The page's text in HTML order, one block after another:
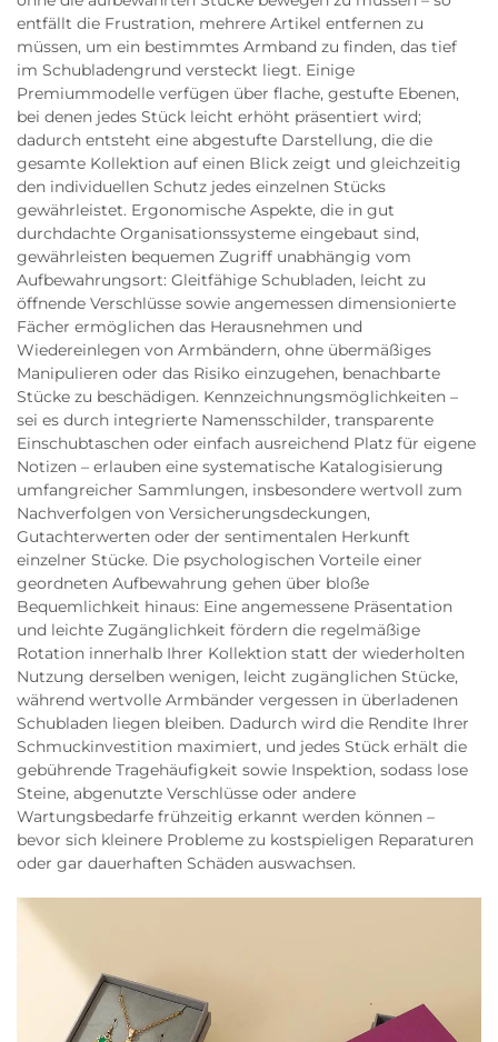
entfällt die Frustration, mehrere Artikel entfernen zu
müssen, um ein bestimmtes Armband zu finden, das tief
im Schubladengrund versteckt liegt. Einige
Premiummodelle verfügen über flache, gestufte Ebenen,
bei denen jedes Stück leicht erhöht präsentiert wird;
dadurch entsteht eine abgestufte Darstellung, die die
gesamte Kollektion auf einen Blick zeigt und gleichzeitig
den individuellen Schutz jedes einzelnen Stücks
gewährleistet. Ergonomische Aspekte, die in gut
durchdachte Organisationssysteme eingebaut sind,
gewährleisten bequemen Zugriff unabhängig vom
Aufbewahrungsort: Gleitfähige Schubladen, leicht zu
öffnende Verschlüsse sowie angemessen dimensionierte
Fächer ermöglichen das Herausnehmen und
Wiedereinlegen von Armbändern, ohne übermäßiges
Manipulieren oder das Risiko einzugehen, benachbarte
Stücke zu beschädigen. Kennzeichnungsmöglichkeiten –
sei es durch integrierte Namensschilder, transparente
Einschubtaschen oder einfach ausreichend Platz für eigene
Notizen – erlauben eine systematische Katalogisierung
umfangreicher Sammlungen, insbesondere wertvoll zum
Nachverfolgen von Versicherungsdeckungen,
Gutachterwerten oder der sentimentalen Herkunft
einzelner Stücke. Die psychologischen Vorteile einer
geordneten Aufbewahrung gehen über bloße
Bequemlichkeit hinaus: Eine angemessene Präsentation
und leichte Zugänglichkeit fördern die regelmäßige
Rotation innerhalb Ihrer Kollektion statt der wiederholten
Nutzung derselben wenigen, leicht zugänglichen Stücke,
während wertvolle Armbänder vergessen in überladenen
Schubladen liegen bleiben. Dadurch wird die Rendite Ihrer
Schmuckinvestition maximiert, und jedes Stück erhält die
gebührende Tragehäufigkeit sowie Inspektion, sodass lose
Steine, abgenutzte Verschlüsse oder andere
Wartungsbedarfe frühzeitig erkannt werden können –
bevor sich kleinere Probleme zu kostspieligen Reparaturen
oder gar dauerhaften Schäden auswachsen.